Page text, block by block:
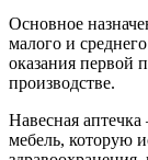
Основное
малого и
оказания первой
производстве.
Навесная
мебель, которую